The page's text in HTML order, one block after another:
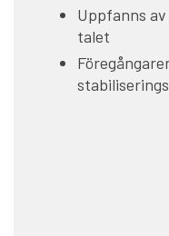
Uppfanns
talet